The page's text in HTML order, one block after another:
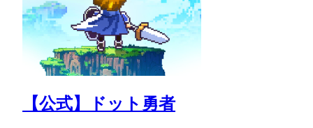
【公式】ドット勇者